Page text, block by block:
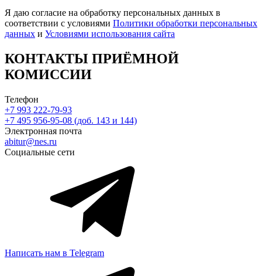
Я даю согласие на обработку персональных данных в
соответствии с условиями Политики обработки персональных
данных и Условиями использования сайта
КОНТАКТЫ ПРИЁМНОЙ
КОМИССИИ
Телефон
+7 993 222-79-93
+7 495 956-95-08 (доб. 143 и 144)
Электронная почта
abitur@nes.ru
Социальные сети
Написать нам в Telegram